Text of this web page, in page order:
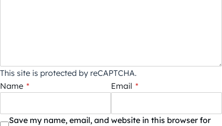
This site is protected by reCAPTCHA.
Name * Email *
Save my name, email, and website in this browser for